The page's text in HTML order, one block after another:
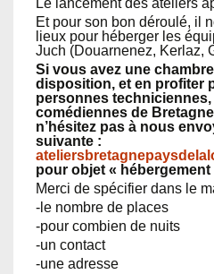
Le lancement des ateliers
Et pour son bon déroulé, il
lieux pour héberger les
Juch (Douarnenez, Kerlaz,
Si vous avez une
disposition, et en profiter
personnes
comédiennes de
n’hésitez pas à nous
suivante :
pour objet « hébergement
Merci de spécifier dans le
-le nombre de places
-pour combien de nuits
-un contact
-une adresse